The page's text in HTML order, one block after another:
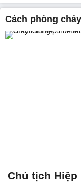
cách phòng cháy
Chủ tịch Hiệp